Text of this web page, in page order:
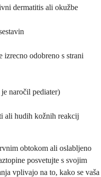
dermatitis ali okužbe
izrecno odobreno s strani
naročil pediater)
ali hudih kožnih reakcij
obtokom ali oslabljeno
posvetujte s svojim
vplivajo na to, kako se vaša